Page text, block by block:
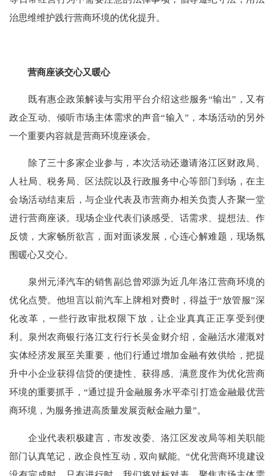
治思维维护践行营商环境的优化提升。
营商座谈交心又暖心
既有惠企政策解读与实用平台介绍这些服务“输出”，又有
政企互动、倾听市场主体需求的声音“输入”，本场活动的另外
一个重要内容就是营商环境座谈会。
除了三十多家企业参与，本次活动还邀请洛江区财政局、
人社局、税务局、区法院以及行政服务中心等部门到场，在主
会场活动结束后，与企业代表及市营商办相关负责人齐聚一堂
进行营商座谈。现场企业代表们谈感受、话需求、提想法、作
反馈，大家畅所欲言，面对面谈发展，心连心解难题，现场氛
围暖心又交心。
泉州元泽汽车的销售副总曾邓源为近几年洛江营商环境的
优化点赞。他坦言以前汽车上牌相对费时，得益于“放管服”深
化改革，一些行政审批权限下放，让企业真真正正享受到便
利。泉州农商银行洛江支行行长吴金财介绍，金融活水灌溉对
实体经济发展至关重要，他们行通过增加金融有效供给，把提
升中小企业获得信贷的便捷性、获得感、满意度作为优化营商
环境的重要抓手，“通过提升金融服务水平牵引打造金融最优营
商环境，为服务推进高质量发展贡献金融力量”。
企业代表积极建言，市发改委、洛江区发改局等相关职能
部门认真笔记，政企良性互动，双向赋能。“优化营商环境建设